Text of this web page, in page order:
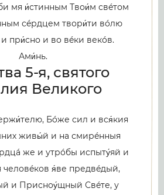
мя и́стинным Твои́м свéтом
сéрдцем твори́ти вóлю
при́сно и во вéки векóв.
Ами́нь.
5-я, святого
Великого
Бóже сил и вся́кия
живы́й и на смирéнныя
же и утрóбы испыту́яй и
человéков я́ве предвéдый,
и Присноу́щный Свéте, у